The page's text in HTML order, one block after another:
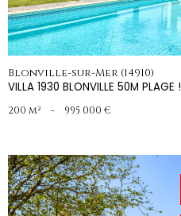
Blonville-sur-Mer (14910)
VILLA 1930 BLONVILLE 50M PLAGE !
200 m² - 995 000 €